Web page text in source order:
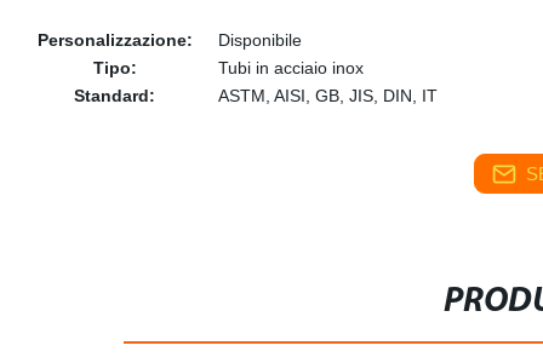
Personalizzazione:
Disponibile
Tipo:
Tubi in acciaio inox
Standard:
ASTM, AISI, GB, JIS, DIN, IT